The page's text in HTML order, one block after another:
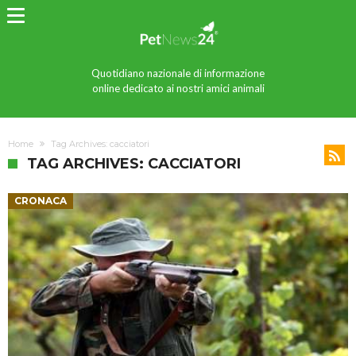
Quotidiano nazionale di informazione
online dedicato ai nostri amici animali
Home Tag Archives: cacciatori
TAG ARCHIVES: CACCIATORI
CRONACA